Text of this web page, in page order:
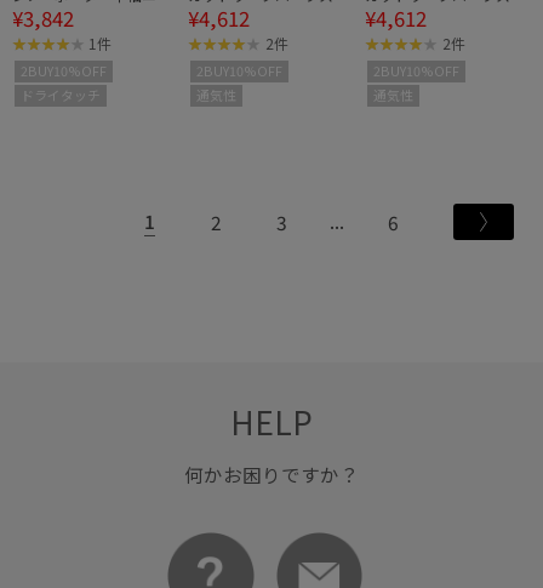
トカーディガン
¥3,842
1件
2BUY10%OFF
ドライタッチ
ーブシャツ
¥4,612
2件
2BUY10%OFF
通気性
ーブシャツ
¥4,612
2件
2BUY10%OFF
通気性
1 2 3 6
HELP
何かお困りですか？